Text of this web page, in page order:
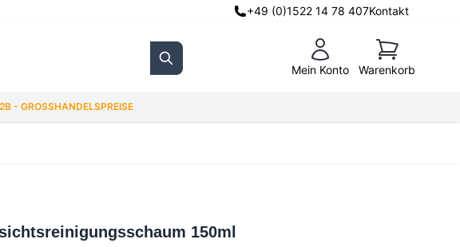
+49 (0)1522 14 78 407Kontakt
Search Mein Konto
Warenkorb
Warenkorb
- GROSSHANDELSPREISE
150ml